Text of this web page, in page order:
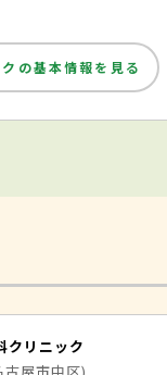
の基本情報を見る
クリニック